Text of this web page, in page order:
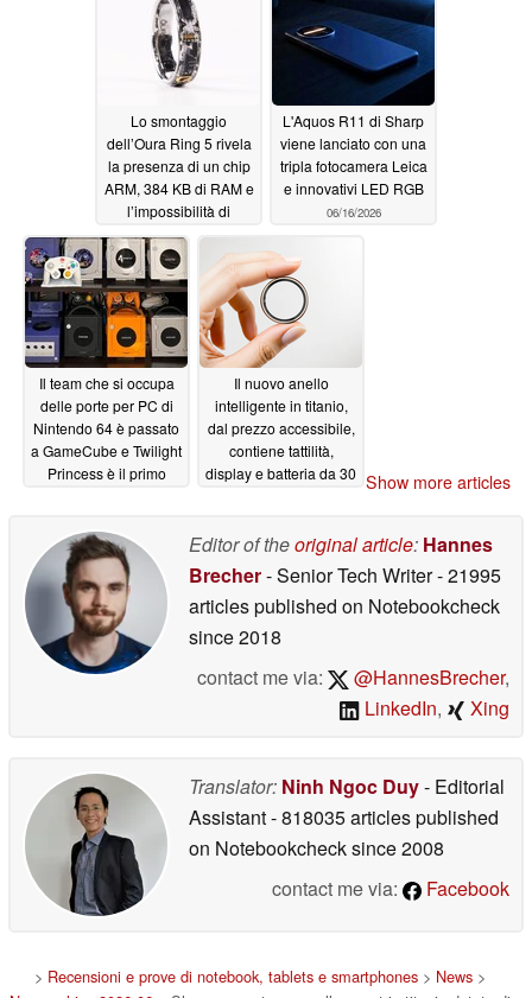
Lo smontaggio
dell’Oura Ring 5 rivela
la presenza di un chip
ARM, 384 KB di RAM e
l’impossibilità di
ripararlo06/23/2026
L'Aquos R11 di Sharp
viene lanciato con una
tripla fotocamera Leica
e innovativi LED RGB
06/16/2026
Il team che si occupa
delle porte per PC di
Nintendo 64 è passato
a GameCube e Twilight
Princess è il primo
Il nuovo anello
intelligente in titanio,
dal prezzo accessibile,
contiene tattilità,
display e batteria da 30 Show more articles
Editor of theoriginal article: Hannes
Brecher- Senior Tech Writer- 21995
articles published on Notebookcheck
since 2018
contact me via:
@HannesBrecher,
LinkedIn, Xing
Translator: Ninh Ngoc Duy- Editorial
Assistant- 818035 articles published
on Notebookchecksince 2008
contact me via:
Facebook
> Recensioni e prove di notebook, tablets e smartphones > News >